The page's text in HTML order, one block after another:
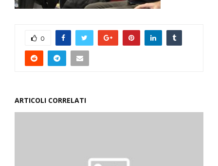
0
ARTICOLI CORRELATI